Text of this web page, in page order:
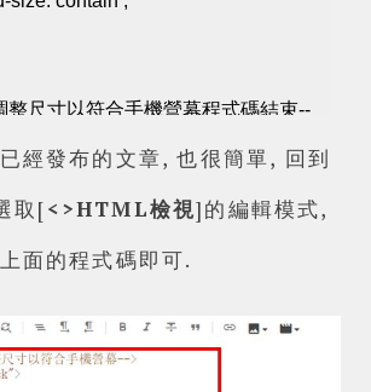
經發布的文章, 也很簡單, 回到
取[<>HTML檢視]的編輯模式,
面的程式碼即可.